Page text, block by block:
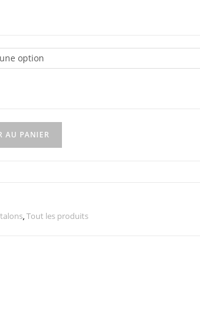
option
AU PANIER
,Tout les produits